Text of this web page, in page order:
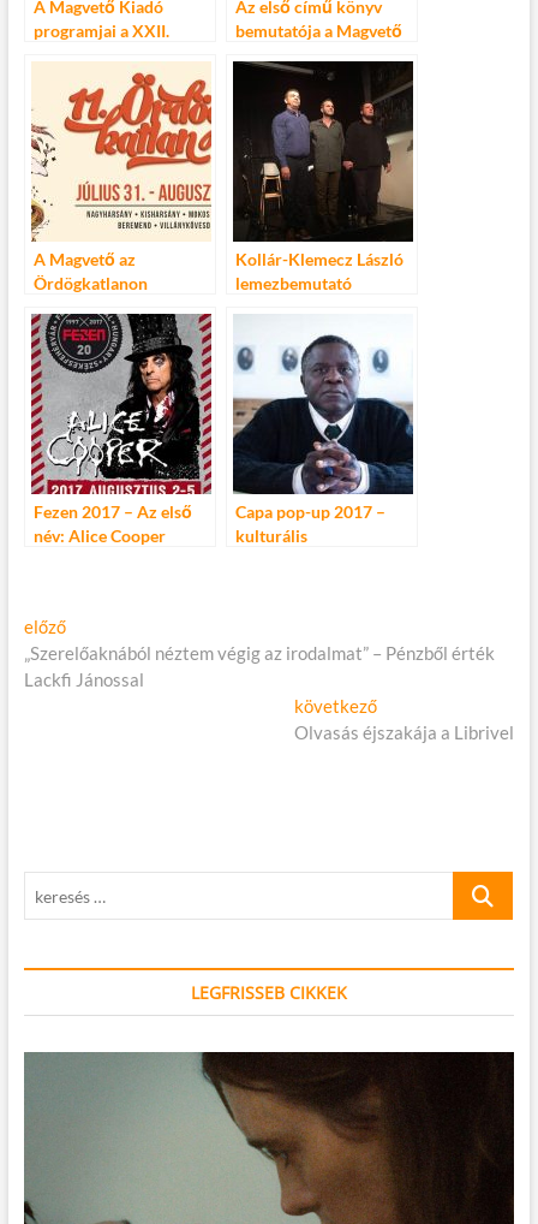
A Magvető Kiadó
programjai a XXII.
Könyvfesztiválon
Az első című könyv
bemutatója a Magvető
A Magvető az
Ördögkatlanon
Kollár-Klemecz László
lemezbemutató
Fezen 2017 – Az első
név: Alice Cooper
Capa pop-up 2017 –
kulturális
Nagymező utcában
Bejegyzés
navigáció
előzőElőző
cikk:
„Szerelőaknából néztem végig az irodalmat” – Pénzből érték
Lackfi Jánossal
következőKövetkező
cikk:
Olvasás éjszakája a Librivel
keresés
LEGFRISSEB CIKKEK